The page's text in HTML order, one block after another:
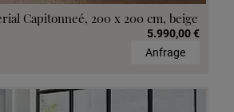
Capitonneé, 200 x 200 cm, beige
5.990,00 €
Anfrage